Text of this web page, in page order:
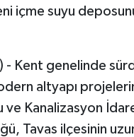
içme suyu
- Kent genelinde
altyapı
ve Kanalizasyon
Tavas ilçesinin